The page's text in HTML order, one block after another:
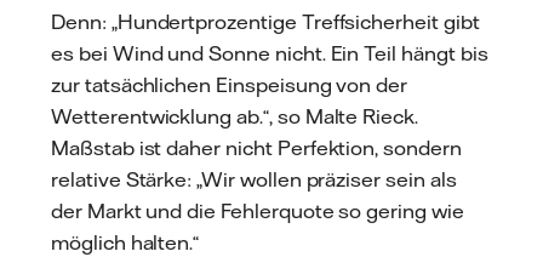
Denn: „Hundertprozentige Treffsicherheit gibt
es bei Wind und Sonne nicht. Ein Teil hängt bis
zur tatsächlichen Einspeisung von der
Wetterentwicklung ab.“, so Malte Rieck.
Maßstab ist daher nicht Perfektion, sondern
relative Stärke: „Wir wollen präziser sein als
der Markt und die Fehlerquote so gering wie
möglich halten.“